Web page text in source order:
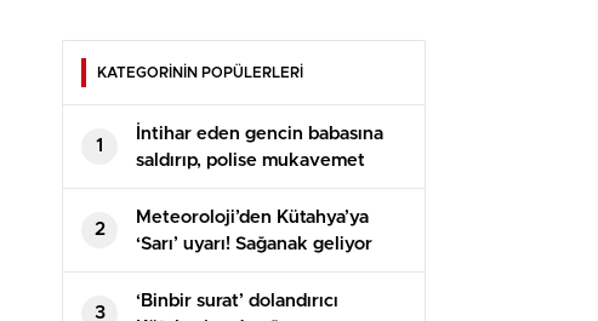
KATEGORİNİN POPÜLERLERİ
1
İntihar eden gencin babasına
saldırıp, polise mukavemet
eden 6 şüpheli gözaltına alındı
2
Meteoroloji’den Kütahya’ya
‘Sarı’ uyarı! Sağanak geliyor
3
‘Binbir surat’ dolandırıcı